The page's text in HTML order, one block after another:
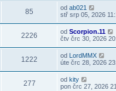
85 od ab021
stř srp 05, 2026
2226 od Scorpion.11
čtv črc 30, 2026
1222 od LordMMX
úte črc 28, 2026
277 od kity
pon črc 27, 2026